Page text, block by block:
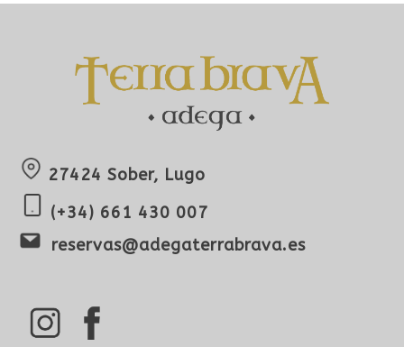
27424 Sober, Lugo
(+34) 661 430 007
reservas@adegaterrabrava.es